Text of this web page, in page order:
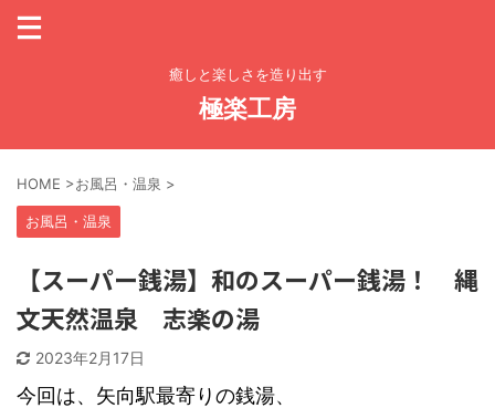
癒しと楽しさを造り出す
極楽工房
HOME >お風呂・温泉 >
お風呂・温泉
【スーパー銭湯】和のスーパー銭湯！ 縄
文天然温泉 志楽の湯
2023年2月17日
今回は、矢向駅最寄りの銭湯、